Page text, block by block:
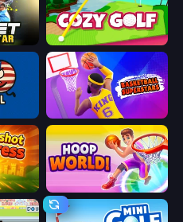
Cozy Golf
Basketball Superstars
Hoop World 3D